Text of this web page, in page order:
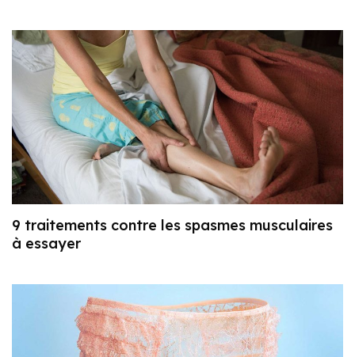
9 traitements contre les spasmes musculaires
à essayer